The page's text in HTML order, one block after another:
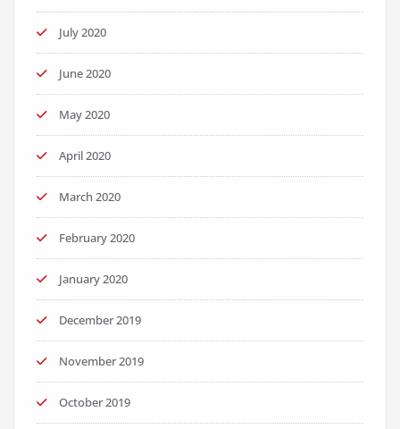
July 2020
June 2020
May 2020
April 2020
March 2020
February 2020
January 2020
December 2019
November 2019
October 2019